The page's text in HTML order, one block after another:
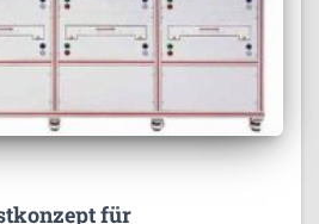
für